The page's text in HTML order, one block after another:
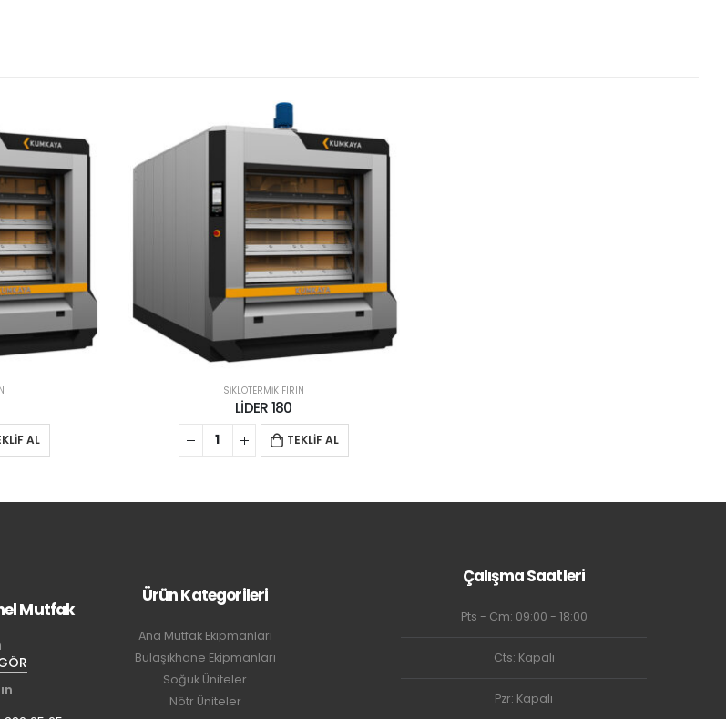
AL
SİKLOTERMİK FIRIN
LİDER 180
TEKLİF AL
Mutfak
Ürün Kategorileri
Ana Mutfak Ekipmanları
Bulaşıkhane Ekipmanları
Soğuk Üniteler
Nötr Üniteler
Çalışma Saatleri
Pts - Cm: 09:00 - 18:00
Cts: Kapalı
Pzr: Kapalı